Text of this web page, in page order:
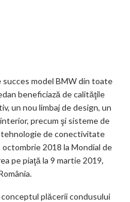
succes model BMW din toate
beneficiază de calităţile
un nou limbaj de design, un
precum şi sisteme de
de conectivitate
2018 la Mondial de
pe piaţă la 9 martie 2019,
conceptul plăcerii condusului